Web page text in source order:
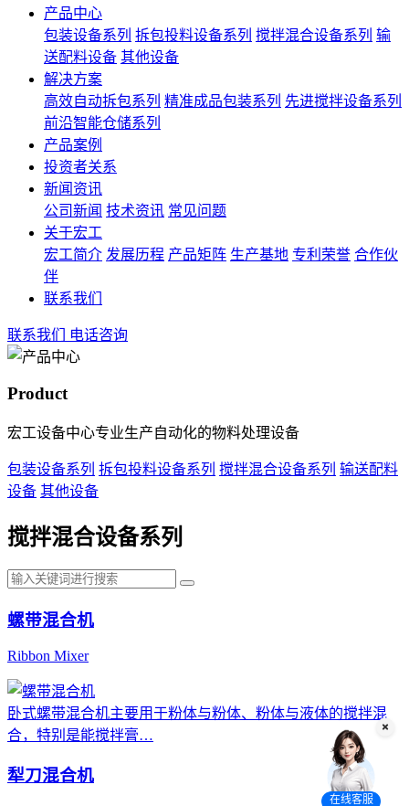
产品中心
包装设备系列 拆包投料设备系列 搅拌混合设备系列 输
送配料设备 其他设备
解决方案
高效自动拆包系列 精准成品包装系列 先进搅拌设备系列
前沿智能仓储系列
产品案例
投资者关系
新闻资讯
公司新闻 技术资讯 常见问题
关于宏工
宏工简介 发展历程 产品矩阵 生产基地 专利荣誉 合作伙
伴
联系我们
联系我们 电话咨询
Product
宏工设备中心专业生产自动化的物料处理设备
包装设备系列 拆包投料设备系列 搅拌混合设备系列 输送配料
设备 其他设备
搅拌混合设备系列
螺带混合机
Ribbon Mixer
卧式螺带混合机主要用于粉体与粉体、粉体与液体的搅拌混
合，特别是能搅拌膏…
犁刀混合机
在线客服